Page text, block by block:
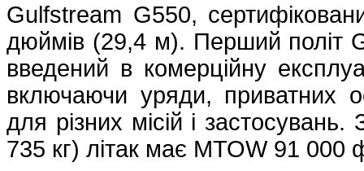
Gulfstream G550,
дюймів (29,4 м). Перший політ
введений в комерційну
включаючи уряди, приватних
для різних місій і
735 кг) літак має MTOW 91 000